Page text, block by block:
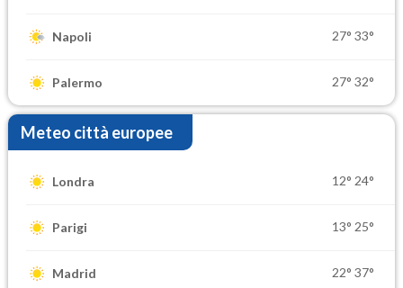
Napoli 27° 33°
Palermo 27° 32°
Meteo città europee
Londra 12° 24°
Parigi 13° 25°
Madrid 22° 37°